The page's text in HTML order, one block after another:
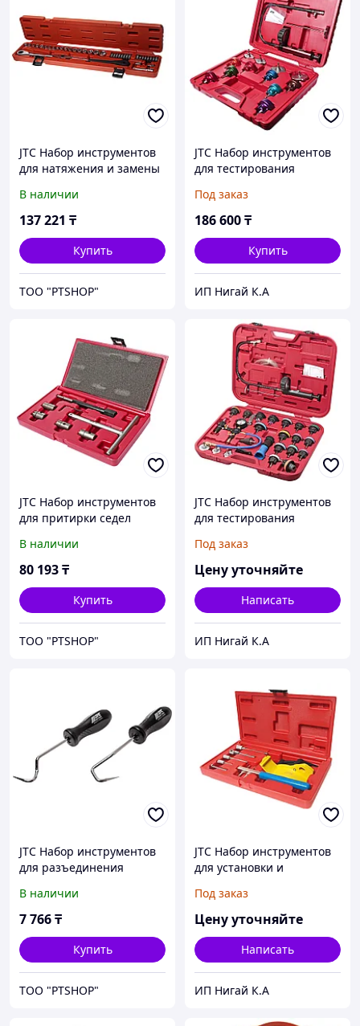
JTC Набор инструментов
для натяжения и замены
универсальный JTC
В наличии
137 221 ₸
Купить
ТОО "PTSHOP"
JTC Набор инструментов
для тестирования
охлаждения 14
предметов в кейсе JTC
Под заказ
186 600₸
Купить
ИП Нигай К.А
JTC Набор инструментов
для притирки седел
двигателя 7 предметов в
кейсе JTC
В наличии
80 193₸
Купить
ТОО "PTSHOP"
JTC Набор инструментов
для тестирования
предметов в кейсе JTC
Под заказ
Цену уточняйте
Написать
ИП Нигай К.А
JTC Набор инструментов
для разъединения
предмета JTC
В наличии
7 766₸
Купить
ТОО "PTSHOP"
JTC Набор инструментов
для установки и
(RENAULT E7F, D4F, E7J,
E7P,F8Q) JTC
Под заказ
Цену уточняйте
Написать
ИП Нигай К.А